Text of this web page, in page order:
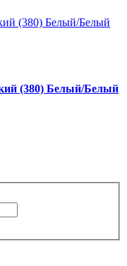
(380) Белый/Белый